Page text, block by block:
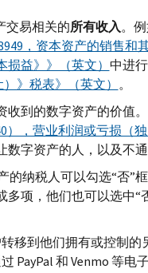
交易相关的所有收入。
，资本资产的销售和
损益》》（英文） 中进
》税表》（英文） 。
到的数字资产的价值
），营业利润或亏损（独
字资产的人，以及不
的纳税人可以勾选“否”
项，他们也可以选中“
移到他们拥有或控制的
PayPal和Venmo等电